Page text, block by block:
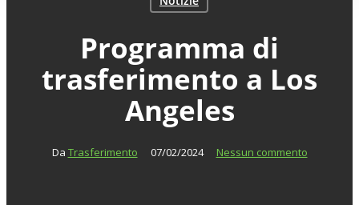
Programma di
trasferimento a Los
Angeles
Da Trasferimento 07/02/2024 Nessun commento